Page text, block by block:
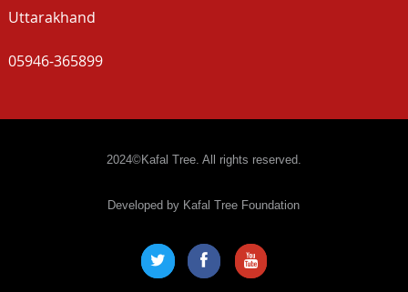
Uttarakhand
05946-365899
2024©Kafal Tree. All rights reserved.
Developed by Kafal Tree Foundation